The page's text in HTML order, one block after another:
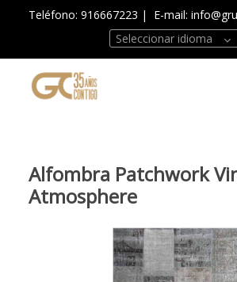
Teléfono: 916667223 | E-mail:
Seleccionar idioma
Alfombra Patchwork
Atmosphere